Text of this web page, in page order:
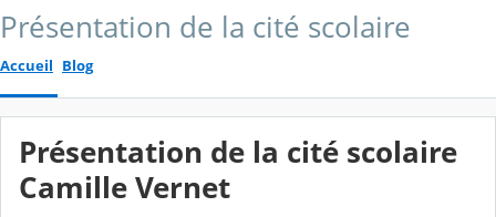
Présentation de la cité scolaire
Accueil Blog
Présentation de la cité scolaire
Camille Vernet